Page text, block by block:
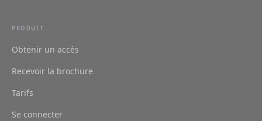
PRODUIT
Obtenir un accès
Recevoir la brochure
Tarifs
Se connecter